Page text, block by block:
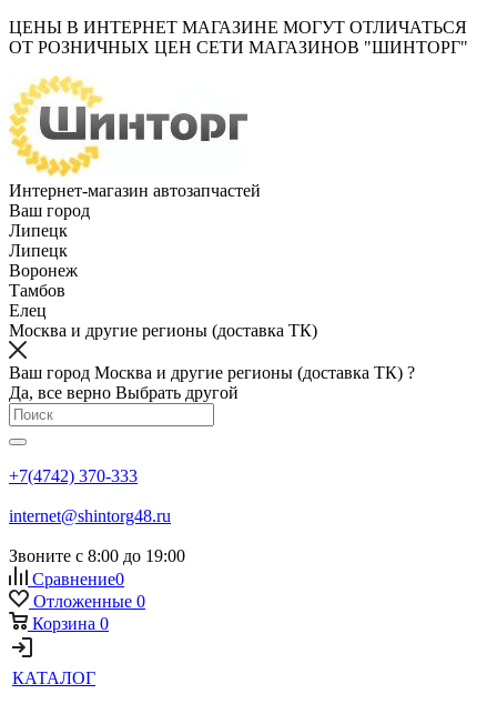
ЦЕНЫ В ИНТЕРНЕТ МАГАЗИНЕ МОГУТ ОТЛИЧАТЬСЯ
ОТ РОЗНИЧНЫХ ЦЕН СЕТИ МАГАЗИНОВ "ШИНТОРГ"
Интернет-магазин автозапчастей
Ваш город
Липецк
Липецк
Воронеж
Тамбов
Елец
Москва и другие регионы (доставка ТК)
Ваш город Москва и другие регионы (доставка ТК) ?
Да, все верно Выбрать другой
+7(4742) 370-333
internet@shintorg48.ru
Звоните с 8:00 до 19:00
Сравнение0
Отложенные 0
Корзина 0
КАТАЛОГ